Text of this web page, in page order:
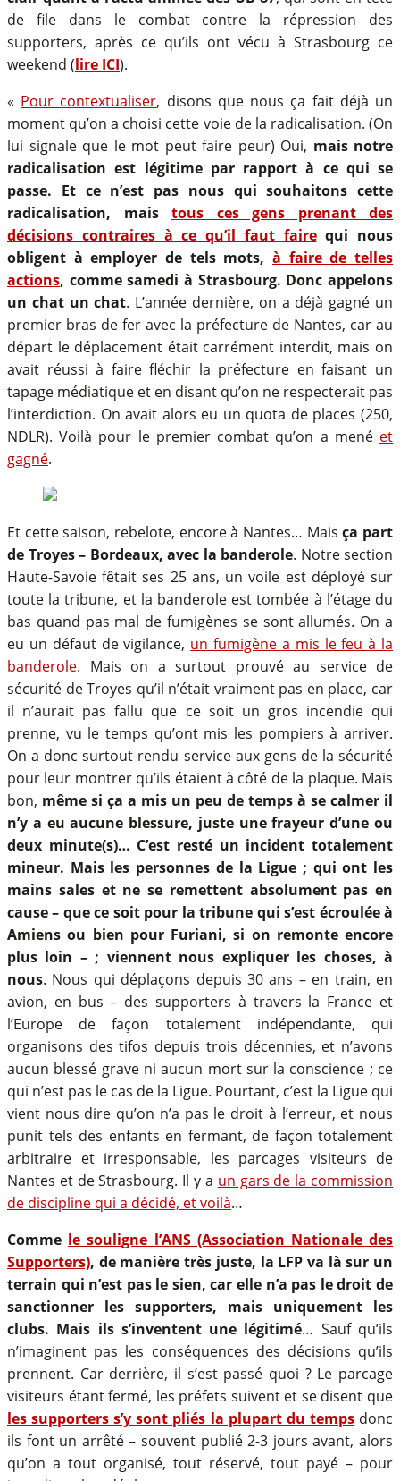
de file dans le combat contre la répression des
supporters, après ce qu’ils ont vécu à Strasbourg ce
weekend (lire ICI).
« Pour contextualiser, disons que nous ça fait déjà un
moment qu’on a choisi cette voie de la radicalisation. (On
lui signale que le mot peut faire peur) Oui, mais notre
radicalisation est légitime par rapport à ce qui se
passe. Et ce n’est pas nous qui souhaitons cette
radicalisation, mais tous ces gens prenant des
décisions contraires à ce qu’il faut fairequi nous
obligent à employer de tels mots,à faire de telles
actions, comme samedi à Strasbourg. Donc appelons
un chat un chat. L’année dernière, on a déjà gagné un
premier bras de fer avec la préfecture de Nantes, car au
départ le déplacement était carrément interdit, mais on
avait réussi à faire fléchir la préfecture en faisant un
tapage médiatique et en disant qu’on ne respecterait pas
l’interdiction. On avait alors eu un quota de places (250,
NDLR). Voilà pour le premier combat qu’on a mené et
gagné.
Et cette saison, rebelote, encore à Nantes… Mais ça part
de Troyes – Bordeaux, avec la banderole. Notre section
Haute-Savoie fêtait ses 25 ans, un voile est déployé sur
toute la tribune, et la banderole est tombée à l’étage du
bas quand pas mal de fumigènes se sont allumés. On a
eu un défaut de vigilance, un fumigène a mis le feu à la
banderole. Mais on a surtout prouvé au service de
sécurité de Troyes qu’il n’était vraiment pas en place, car
il n’aurait pas fallu que ce soit un gros incendie qui
prenne, vu le temps qu’ont mis les pompiers à arriver.
On a donc surtout rendu service aux gens de la sécurité
pour leur montrer qu’ils étaient à côté de la plaque. Mais
bon, même si ça a mis un peu de temps à se calmer il
n’y a eu aucune blessure, juste une frayeur d’une ou
deux minute(s)… C’est resté un incident totalement
mineur. Mais les personnes de la Ligue ; qui ont les
mains sales et ne se remettent absolument pas en
cause – que ce soit pour la tribune qui s’est écroulée à
Amiens ou bien pour Furiani, si on remonte encore
plus loin – ; viennent nous expliquer les choses, à
nous. Nous qui déplaçons depuis 30 ans – en train, en
avion, en bus – des supporters à travers la France et
l’Europe de façon totalement indépendante, qui
organisons des tifos depuis trois décennies, et n’avons
aucun blessé grave ni aucun mort sur la conscience ; ce
qui n’est pas le cas de la Ligue. Pourtant, c’est la Ligue qui
vient nous dire qu’on n’a pas le droit à l’erreur, et nous
punit tels des enfants en fermant, de façon totalement
arbitraire et irresponsable, les parcages visiteurs de
Nantes et de Strasbourg. Il y a un gars de la commission
de discipline qui a décidé, et voilà…
Comme le souligne l’ANS (Association Nationale des
Supporters), de manière très juste, la LFP va là sur un
terrain qui n’est pas le sien, car elle n’a pas le droit de
sanctionner les supporters, mais uniquement les
clubs. Mais ils s’inventent une légitimé… Sauf qu’ils
n’imaginent pas les conséquences des décisions qu’ils
prennent. Car derrière, il s’est passé quoi ? Le parcage
visiteurs étant fermé, les préfets suivent et se disent que
les supporters s’y sont pliés la plupart du tempsdonc
ils font un arrêté – souvent publié 2-3 jours avant, alors
qu’on a tout organisé, tout réservé, tout payé – pour